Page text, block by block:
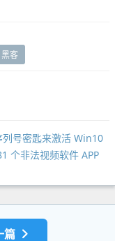
黑客
号密匙来激活 Win10
个非法视频软件 APP
篇